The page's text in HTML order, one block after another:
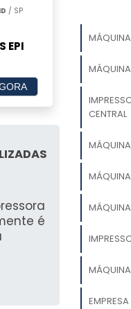
/ SP
EPI
é
CENTRAL
MÁQUINA